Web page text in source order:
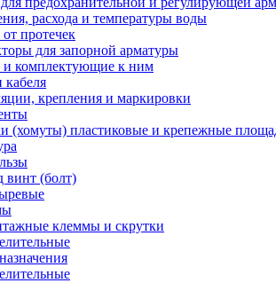
расхода и температуры воды
протечек
для запорной арматуры
и комплектующие к ним
кабеля
крепления и маркировки
(хомуты) пластиковые и крепежные
винт (болт)
клеммы и скрутки